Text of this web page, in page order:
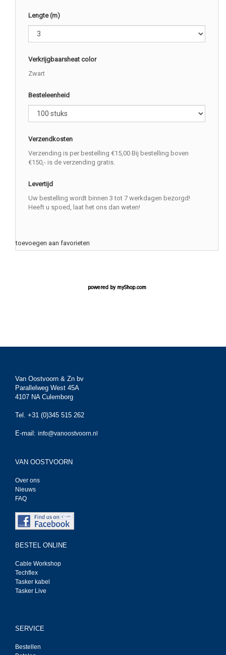
Lengte (m)
Verkrijgbaarsheat color
Zwart
Besteleenheid
Verzendkosten
Verzending is per bestelling €15,00 Bij bestelling boven
€150,- is de verzending gratis.
Levertijd
Uw bestelling wordt binnen 3 tot 7 werkdagen bezorgd!
Heeft u spoed, laat het ons dan weten!
toevoegen aan favorieten
powered by myShop.com
Van Oostvoorn & Zn bv
Parallelweg West 45A
4107 NA Culemborg
Tel. +31 (0)345 515 262
E-mail: info@vanoostvoorn.nl
VAN OOSTVOORN
Over ons
Nieuws
FAQ
BESTEL ONLINE
Cable Workshop
Techflex
Tasker kabel
Tasker Live
SERVICE
Bestellen